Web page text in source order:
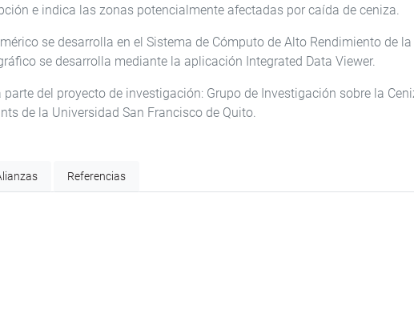
e indica las zonas potencialmente afectadas por caída de ceniza.
se desarrolla en el Sistema de Cómputo de Alto Rendimiento de
se desarrolla mediante la aplicación Integrated Data Viewer.
del proyecto de investigación: Grupo de Investigación sobre la
de la Universidad San Francisco de Quito.
Referencias